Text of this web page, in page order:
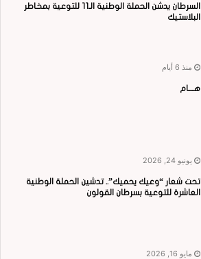
السرطان يدشن الحملة الوطنية الـ11 للتوعية بمخاطر
البلاستيك
منذ 6 أيام
هــــام
يونيو 24, 2026
تحت شعار “وعيك يحميك”.. تدشين الحملة الوطنية
العاشرة للتوعية بسرطان القولون
مايو 16, 2026